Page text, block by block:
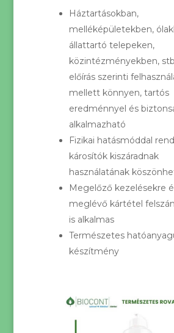
Háztartásokban,
melléképületekben,
állattartó telepeken,
közintézményekben,
előírás szerinti
mellett könnyen, tartós
eredménnyel és
alkalmazható
Fizikai hatásmóddal
károsítók kiszáradnak
használatának
Megelőző kezelésekre
meglévő kártétel
is alkalmas
Természetes
készítmény